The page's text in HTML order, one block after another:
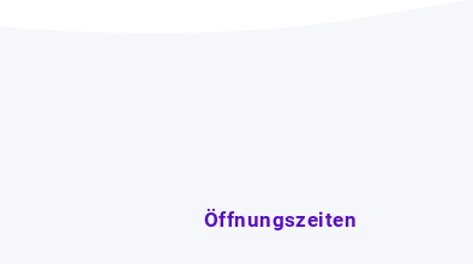
Öffnungszeiten